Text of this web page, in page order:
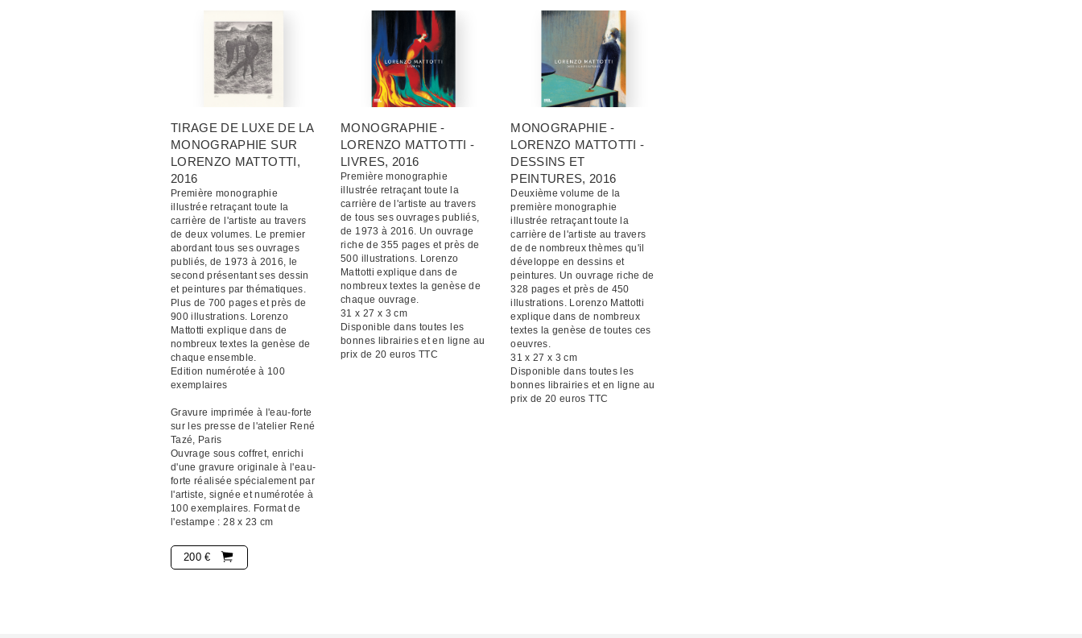
TIRAGE DE LUXE DE LA
MONOGRAPHIE SUR
LORENZO MATTOTTI,
2016
Première monographie
illustrée retraçant toute la
carrière de l'artiste au travers
de deux volumes. Le premier
abordant tous ses ouvrages
publiés, de 1973 à 2016, le
second présentant ses dessin
et peintures par thématiques.
Plus de 700 pages et près de
900 illustrations. Lorenzo
Mattotti explique dans de
nombreux textes la genèse de
chaque ensemble.
Edition numérotée à 100
exemplaires
Gravure imprimée à l'eau-forte
sur les presse de l'atelier René
Tazé, Paris
Ouvrage sous coffret, enrichi
d'une gravure originale à l'eau-
forte réalisée spécialement par
l'artiste, signée et numérotée à
100 exemplaires. Format de
l'estampe : 28 x 23 cm
200 €
MONOGRAPHIE -
LORENZO MATTOTTI -
LIVRES, 2016
Première monographie
illustrée retraçant toute la
carrière de l'artiste au travers
de tous ses ouvrages publiés,
de 1973 à 2016. Un ouvrage
riche de 355 pages et près de
500 illustrations. Lorenzo
Mattotti explique dans de
nombreux textes la genèse de
chaque ouvrage.
31 x 27 x 3 cm
Disponible dans toutes les
bonnes librairies et en ligne au
prix de 20 euros TTC
MONOGRAPHIE -
LORENZO MATTOTTI -
DESSINS ET
PEINTURES, 2016
Deuxième volume de la
première monographie
illustrée retraçant toute la
carrière de l'artiste au travers
de de nombreux thèmes qu'il
développe en dessins et
peintures. Un ouvrage riche de
328 pages et près de 450
illustrations. Lorenzo Mattotti
explique dans de nombreux
textes la genèse de toutes ces
oeuvres.
31 x 27 x 3 cm
Disponible dans toutes les
bonnes librairies et en ligne au
prix de 20 euros TTC